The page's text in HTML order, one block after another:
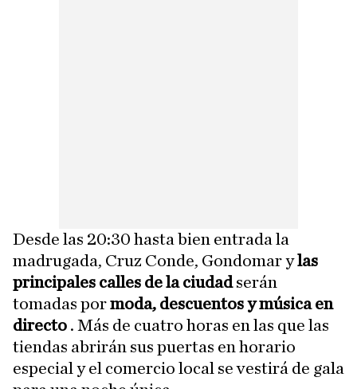
Desde las 20:30 hasta bien entrada la
madrugada, Cruz Conde, Gondomar ylas
principales calles de la ciudadserán
tomadas pormoda, descuentos y música en
directo . Más de cuatro horas en las que las
tiendas abrirán sus puertas en horario
especial y el comercio local se vestirá de gala